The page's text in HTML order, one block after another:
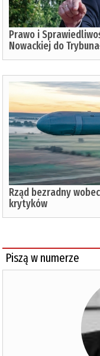
Prawo i
Nowackiej do
Rząd bezradny
krytyków
Piszą w numerze